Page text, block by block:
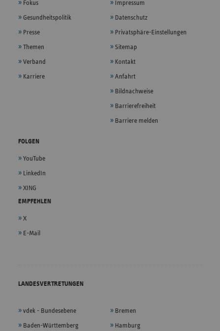
Fokus
Gesundheitspolitik
Presse
Themen
Verband
Karriere
Impressum
Datenschutz
Privatsphäre-Einstellungen
Sitemap
Kontakt
Anfahrt
Bildnachweise
Barrierefreiheit
Barriere melden
FOLGEN
YouTube
LinkedIn
XING
EMPFEHLEN
X
E-Mail
LANDESVERTRETUNGEN
vdek - Bundesebene
Baden-Württemberg
Bremen
Hamburg